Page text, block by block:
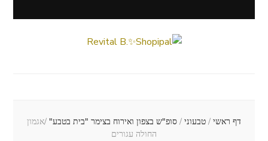
דף ראשי / טבעוני / סופ"ש בצפון ואירוח בצימר "בית בטבע" /אגמון
החולה עגורים